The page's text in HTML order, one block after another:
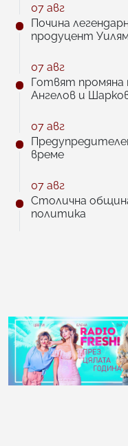
07 авг
Почина
продуцент
07 авг
Готвят промяна
Ангелов и
07 авг
време
07 авг
Столична
политика